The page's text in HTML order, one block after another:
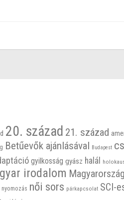
20. század 21. század
Betűevők ajánlásával Budapest
gyilkosság gyász halál
irodalom Magyarország
nyomozás női sors párkapcsolat SCI-